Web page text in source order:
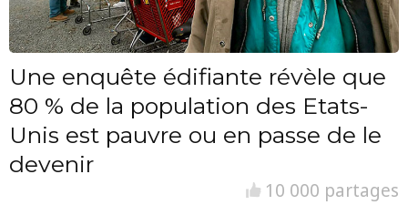
Une enquête édifiante révèle que
80 % de la population des Etats-
Unis est pauvre ou en passe de le
devenir
10 000 partages